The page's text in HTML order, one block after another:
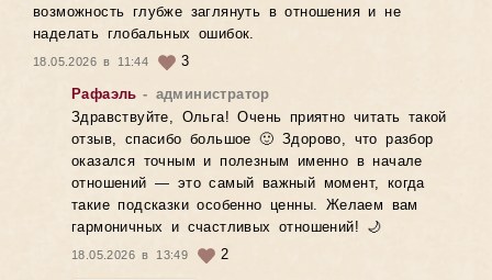
возможность глубже заглянуть в отношения и не
наделать глобальных ошибок.
18.05.2026 в 11:44
3
Рафаэль - администратор
Здравствуйте, Ольга! Очень приятно читать такой
отзыв, спасибо большое 🙂 Здорово, что разбор
оказался точным и полезным именно в начале
отношений — это самый важный момент, когда
такие подсказки особенно ценны. Желаем вам
гармоничных и счастливых отношений! 🌙
18.05.2026 в 13:49 2